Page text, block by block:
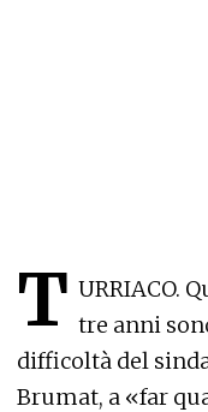
T URRIACO.
tre anni
difficoltà del
Brumat, a «far